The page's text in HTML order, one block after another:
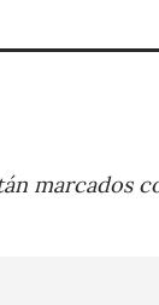
marcados